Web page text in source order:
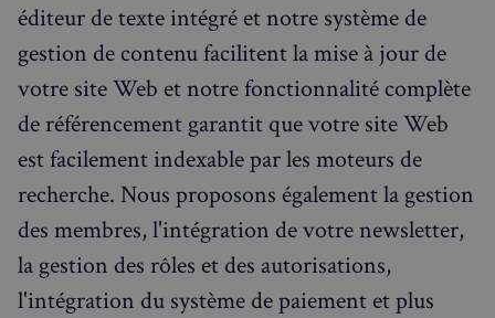
éditeur de texte intégré et notre système de
gestion de contenu facilitent la mise à jour de
votre site Web et notre fonctionnalité complète
de référencement garantit que votre site Web
est facilement indexable par les moteurs de
recherche. Nous proposons également la gestion
des membres, l'intégration de votre newsletter,
la gestion des rôles et des autorisations,
l'intégration du système de paiement et plus